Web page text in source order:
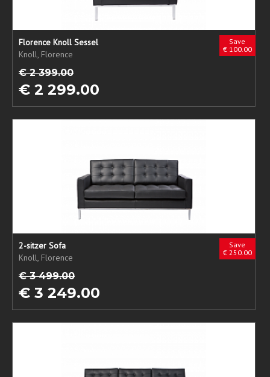
Save
€ 100.00
Florence Knoll Sessel
Knoll, Florence
€ 2 399.00
€ 2 299.00
Save
€ 250.00
2-sitzer Sofa
Knoll, Florence
€ 3 499.00
€ 3 249.00